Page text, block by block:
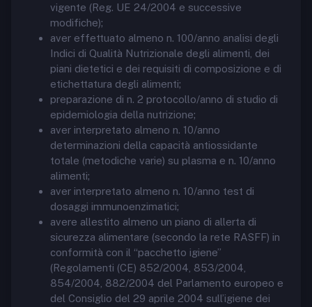
vigente (Reg. UE 24/2004 e successive
modifiche);
aver effettuato almeno n. 100/anno analisi degli
Indici di Qualità Nutrizionale degli alimenti, dei
piani dietetici e dei requisiti di composizione e di
etichettatura degli alimenti;
preparazione di n. 2 protocollo/anno di studio di
epidemiologia della nutrizione;
aver interpretato almeno n. 10/anno
determinazioni della capacità antiossidante
totale (metodiche varie) su plasma e n. 10/anno
alimenti;
aver interpretato almeno n. 10/anno test di
dosaggi immunoenzimatici;
avere allestito almeno un piano di allerta di
sicurezza alimentare (secondo la rete RASFF) in
conformità con il “pacchetto igiene”
(Regolamenti (CE) 852/2004, 853/2004,
854/2004, 882/2004 del Parlamento europeo e
del Consiglio del 29 aprile 2004 sull’igiene dei